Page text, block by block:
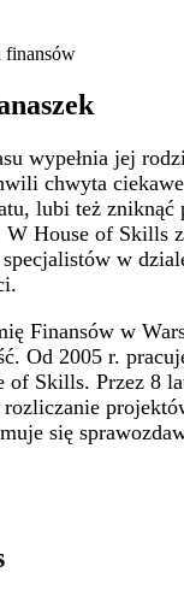
finansów
wypełnia jej
chwyta
lubi też zniknąć
House of Skills
w
Finansów w
Od 2005 r.
of Skills. Przez 8
się